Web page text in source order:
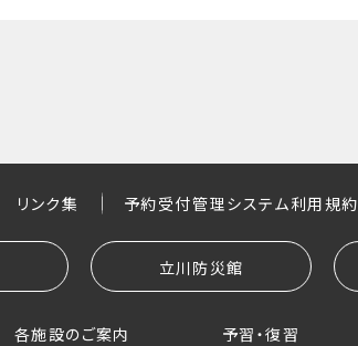
リンク集 予約受付管理システム利用規約
立川防災館
各施設のご案内 予習・復習